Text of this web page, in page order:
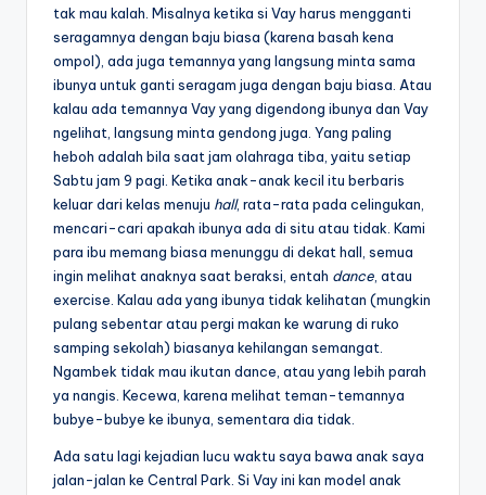
tak mau kalah. Misalnya ketika si Vay harus mengganti
seragamnya dengan baju biasa (karena basah kena
ompol), ada juga temannya yang langsung minta sama
ibunya untuk ganti seragam juga dengan baju biasa. Atau
kalau ada temannya Vay yang digendong ibunya dan Vay
ngelihat, langsung minta gendong juga. Yang paling
heboh adalah bila saat jam olahraga tiba, yaitu setiap
Sabtu jam 9 pagi. Ketika anak-anak kecil itu berbaris
keluar dari kelas menuju hall, rata-rata pada celingukan,
mencari-cari apakah ibunya ada di situ atau tidak. Kami
para ibu memang biasa menunggu di dekat hall, semua
ingin melihat anaknya saat beraksi, entah dance, atau
exercise. Kalau ada yang ibunya tidak kelihatan (mungkin
pulang sebentar atau pergi makan ke warung di ruko
samping sekolah) biasanya kehilangan semangat.
Ngambek tidak mau ikutan dance, atau yang lebih parah
ya nangis. Kecewa, karena melihat teman-temannya
bubye-bubye ke ibunya, sementara dia tidak.
Ada satu lagi kejadian lucu waktu saya bawa anak saya
jalan-jalan ke Central Park. Si Vay ini kan model anak